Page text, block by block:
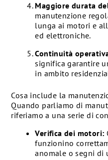
Maggiore durata
manutenzione
lunga ai motori e
ed elettroniche.
Continuità
significa garantire
in ambito
Cosa include la
Quando parliamo di
riferiamo a una serie di
Verifica dei motori:
funzionino
anomale o segni di